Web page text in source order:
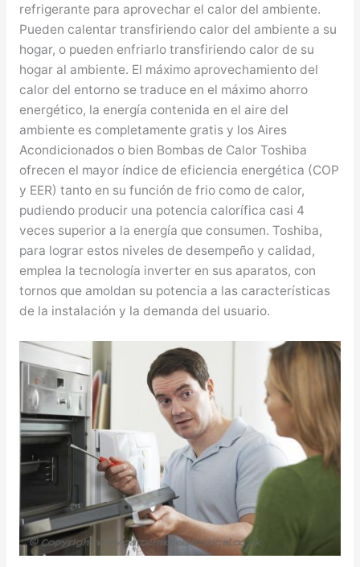
refrigerante para aprovechar el calor del ambiente.
Pueden calentar transfiriendo calor del ambiente a su
hogar, o pueden enfriarlo transfiriendo calor de su
hogar al ambiente. El máximo aprovechamiento del
calor del entorno se traduce en el máximo ahorro
energético, la energía contenida en el aire del
ambiente es completamente gratis y los Aires
Acondicionados o bien Bombas de Calor Toshiba
ofrecen el mayor índice de eficiencia energética (COP
y EER) tanto en su función de frio como de calor,
pudiendo producir una potencia calorífica casi 4
veces superior a la energía que consumen. Toshiba,
para lograr estos niveles de desempeño y calidad,
emplea la tecnología inverter en sus aparatos, con
tornos que amoldan su potencia a las características
de la instalación y la demanda del usuario.